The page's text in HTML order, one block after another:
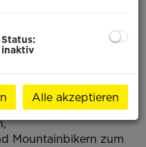
Tennisclubs,
und
Mountainbikern zum
Status:
inaktiv
Alle akzeptieren